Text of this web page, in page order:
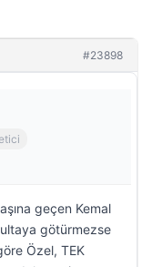
#23898
geçen Kemal
götürmezse
Özel, TEK